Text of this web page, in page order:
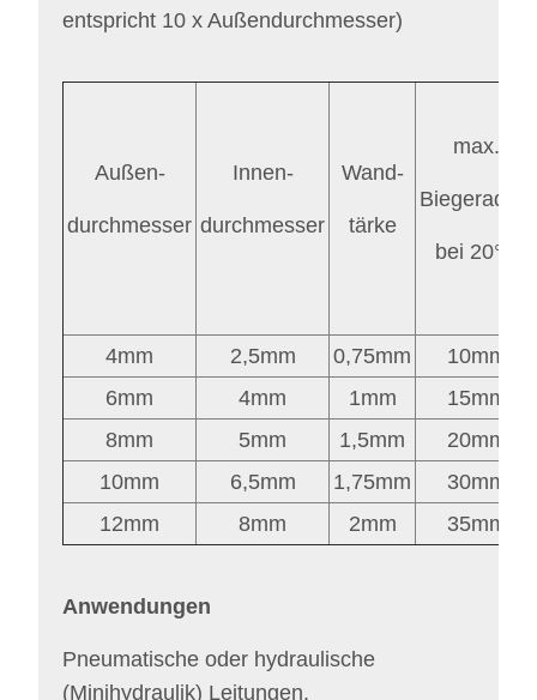
entspricht 10 x Außendurchmesser)
Außen-
durchmesser
Innen-
durchmesser
Wand-
tärke
max.
Biegeradius
bei 20°C
4mm 2,5mm 0,75mm
10mm
6mm
4mm 1mm
15mm
8mm
5mm 1,5mm
20mm
10mm
6,5mm 1,75mm
30mm
12mm
8mm 2mm 35mm
Anwendungen
Pneumatische oder hydraulische
(Minihydraulik) Leitungen.